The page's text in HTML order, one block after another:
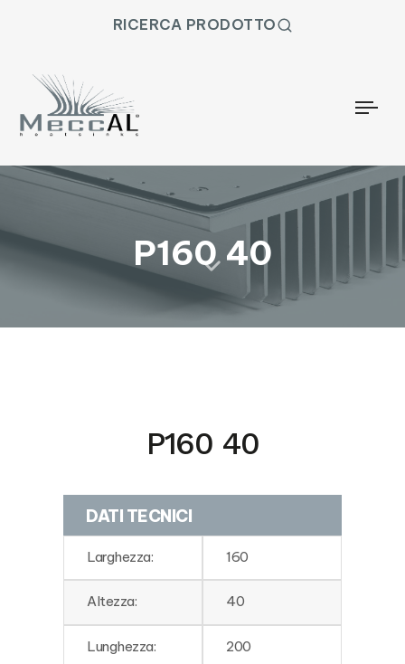
RICERCA PRODOTTO
P160 40
P160 40
DATI TECNICI
Larghezza: 160
Altezza: 40
Lunghezza: 200